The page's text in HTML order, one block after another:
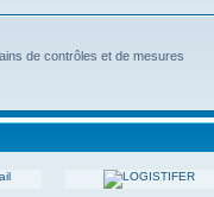
de contrôles et de mesures